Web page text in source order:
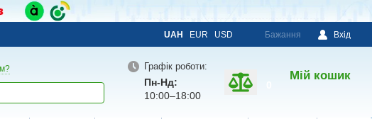
UAH EUR USD Бажання Вхід
Графік роботи:
Пн-Нд:
10:00–18:00
Мій кошик